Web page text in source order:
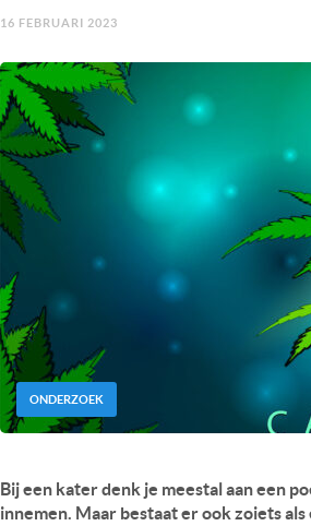
16 FEBRUARI 2023
ONDERZOEK
Bij een kater denk je meestal aan een
innemen. Maar bestaat er ook zoiets